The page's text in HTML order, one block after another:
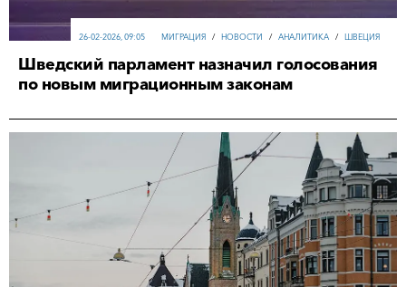
МИГРАЦИЯ / НОВОСТИ / АНАЛИТИКА / ШВЕЦИЯ
26-02-2026, 09:05
Шведский парламент назначил голосования
по новым миграционным законам